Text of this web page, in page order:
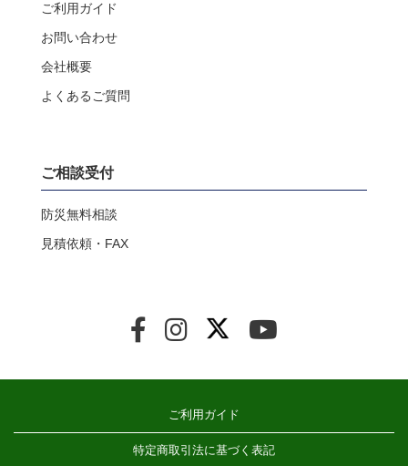
ご利用ガイド
お問い合わせ
会社概要
よくあるご質問
ご相談受付
防災無料相談
見積依頼・FAX
ご利用ガイド
特定商取引法に基づく表記